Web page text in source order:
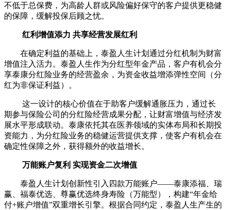
不低于总保费，为高龄人群或风险偏好保守的客户提供更稳健
的保障，缓解投保后顾之忧。
红利增值添力 共享经营发展红利
在确定利益的基础上，泰盈人生计划通过分红机制为财富
增值注入活力。泰盈人生作为分红型年金产品，客户有机会分
享泰康分红险业务的经营盈余，为资金收益增添弹性空间（分
红为非保证利益）。
这一设计的核心价值在于助客户缓解通胀压力，通过长
期参与保险公司的分红险经营成果分配，让财富增值与经济发
展水平形成联动。泰康依托其在医养领域的实体布局和长期投
资能力，为分红险业务的稳健运营提供支撑，使客户有机会在
确定性保障之外，获得额外的收益增长。
万能账户复利 实现资金二次增值
泰盈人生计划创新性引入四款万能账户——泰康添福、瑞
赢、福泰优选、尊赢优选终身寿险（万能型），构建“年金给
付+账户增值”双重增长引擎。根据合同约定，泰盈人生产生的